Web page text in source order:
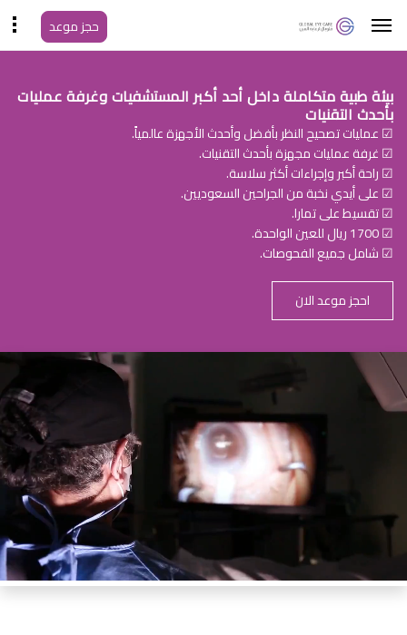
حجز موعد
بيئة طبية متكاملة داخل أحد أكبر المستشفيات وغرفة عمليات
بأحدث التقنيات
☑ عمليات تصحيح النظر بأفضل وأحدث الأجهزة عالمياً.
☑ غرفة عمليات مجهزة بأحدث التقنيات.
☑ راحة أكبر وإجراءات أكثر سلاسة.
☑ على أيدي نخبة من الجراحين السعوديين.
☑ تقسيط على تمارا.
☑ 1700 ريال للعين الواحدة.
☑ شامل جميع الفحوصات.
احجز موعد الان